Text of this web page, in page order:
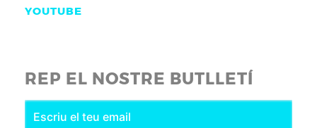
YOUTUBE
REP EL NOSTRE BUTLLETÍ